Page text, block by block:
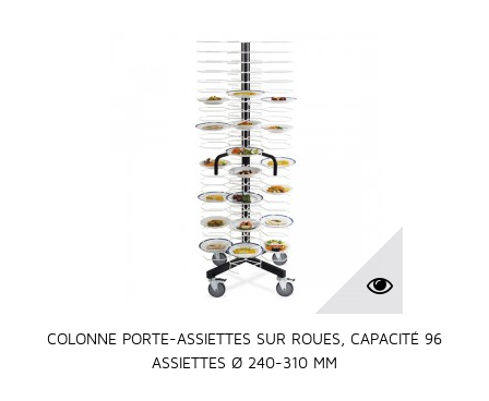
COLONNE PORTE-ASSIETTES SUR ROUES, CAPACITÉ 96
ASSIETTES Ø 240-310 MM